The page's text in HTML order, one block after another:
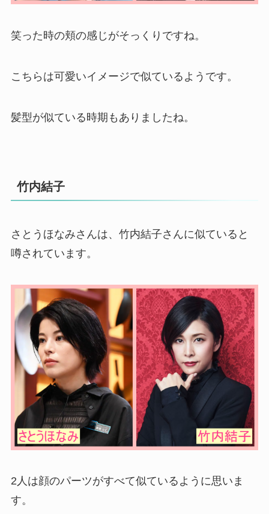
笑った時の頬の感じがそっくりですね。
こちらは可愛いイメージで似ているようです。
髪型が似ている時期もありましたね。
竹内結子
さとうほなみさんは、竹内結子さんに似ていると
噂されています。
2人は顔のパーツがすべて似ているように思いま
す。